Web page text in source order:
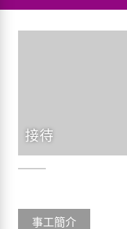
接待
事工簡介